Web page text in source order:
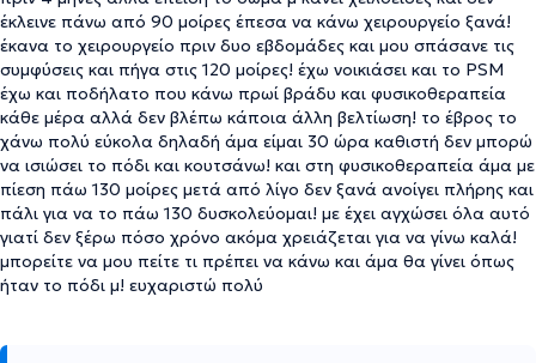
έκλεινε πάνω από 90 μοίρες έπεσα να κάνω χειρουργείο ξανά!
έκανα το χειρουργείο πριν δυο εβδομάδες και μου σπάσανε τις
συμφύσεις και πήγα στις 120 μοίρες! έχω νοικιάσει και το PSM
έχω και ποδήλατο που κάνω πρωί βράδυ και φυσικοθεραπεία
κάθε μέρα αλλά δεν βλέπω κάποια άλλη βελτίωση! το έβρος το
χάνω πολύ εύκολα δηλαδή άμα είμαι 30 ώρα καθιστή δεν μπορώ
να ισιώσει το πόδι και κουτσάνω! και στη φυσικοθεραπεία άμα με
πίεση πάω 130 μοίρες μετά από λίγο δεν ξανά ανοίγει πλήρης και
πάλι για να το πάω 130 δυσκολεύομαι! με έχει αγχώσει όλα αυτό
γιατί δεν ξέρω πόσο χρόνο ακόμα χρειάζεται για να γίνω καλά!
μπορείτε να μου πείτε τι πρέπει να κάνω και άμα θα γίνει όπως
ήταν το πόδι μ! ευχαριστώ πολύ